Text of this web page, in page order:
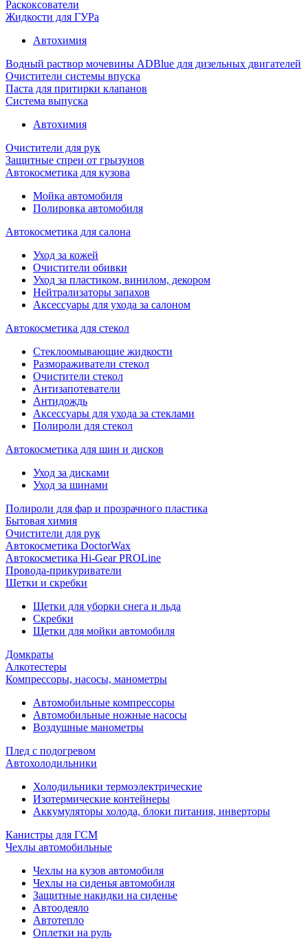
Раскоксователи
Жидкости для ГУРа
Автохимия
Водный раствор мочевины ADBlue для дизельных двигателей
Очистители системы впуска
Паста для притирки клапанов
Система выпуска
Автохимия
Очистители для рук
Защитные спреи от грызунов
Автокосметика для кузова
Мойка автомобиля
Полировка автомобиля
Автокосметика для салона
Уход за кожей
Очистители обивки
Уход за пластиком, винилом, декором
Нейтрализаторы запахов
Аксессуары для ухода за салоном
Автокосметика для стекол
Стеклоомывающие жидкости
Размораживатели стекол
Очистители стекол
Антизапотеватели
Антидождь
Аксессуары для ухода за стеклами
Полироли для стекол
Автокосметика для шин и дисков
Уход за дисками
Уход за шинами
Полироли для фар и прозрачного пластика
Бытовая химия
Очистители для рук
Автокосметика DoctorWax
Автокосметика Hi-Gear PROLine
Провода-прикуриватели
Щетки и скребки
Щетки для уборки снега и льда
Скребки
Щетки для мойки автомобиля
Домкраты
Алкотестеры
Компрессоры, насосы, манометры
Автомобильные компрессоры
Автомобильные ножные насосы
Воздушные манометры
Плед с подогревом
Автохолодильники
Холодильники термоэлектрические
Изотермические контейнеры
Аккумуляторы холода, блоки питания, инверторы
Канистры для ГСМ
Чехлы автомобильные
Чехлы на кузов автомобиля
Чехлы на сиденья автомобиля
Защитные накидки на сиденье
Автоодеяло
Автотепло
Оплетки на руль